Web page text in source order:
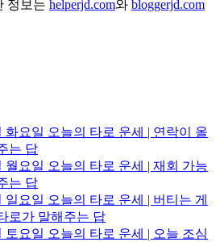
정보는 helperjd.com와 bloggerjd.com
화요일 오늘의 타로 운세 | 연락이 올
는 답
월요일 오늘의 타로 운세 | 재회 가능
는 답
일요일 오늘의 타로 운세 | 버티는 게
로가 말해주는 답
토요일 오늘의 타로 운세 | 오늘 조심